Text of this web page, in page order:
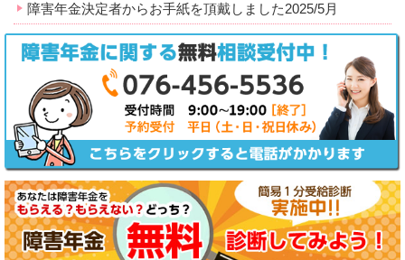
障害年金決定者からお手紙を頂戴しました2025/5月